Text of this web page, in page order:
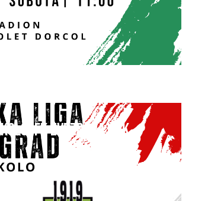
FK ZVEZDARA – FK